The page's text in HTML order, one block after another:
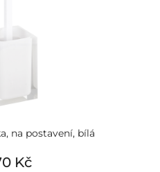
na postavení, bílá
Kč